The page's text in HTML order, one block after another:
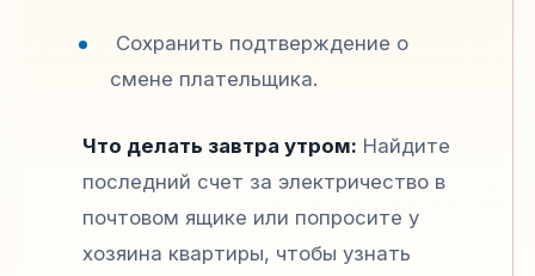
Сохранить подтверждение о
смене плательщика.
Что делать завтра утром: Найдите
последний счет за электричество в
почтовом ящике или попросите у
хозяина квартиры, чтобы узнать